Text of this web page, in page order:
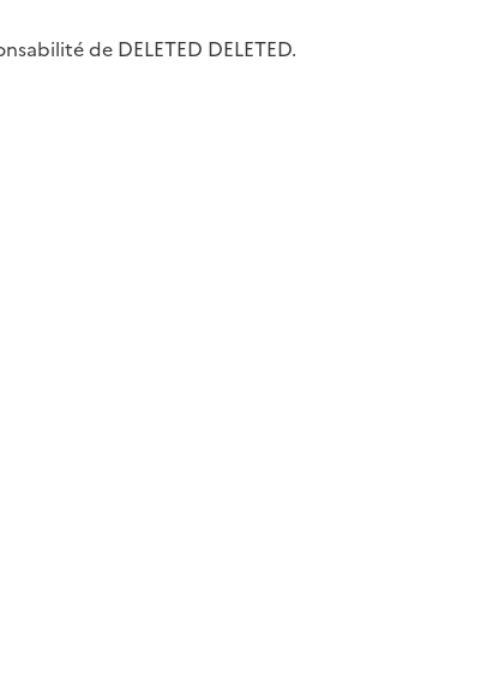
de DELETED DELETED.